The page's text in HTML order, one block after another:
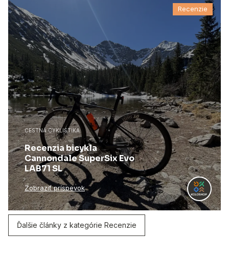
Recenzie
CESTNÁ CYKLISTIKA
Recenzia bicykla
Cannondale SuperSix Evo
LAB71 SL
Zobraziť príspevok
Ďalšie články z kategórie Recenzie